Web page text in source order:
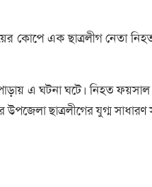
কোপে এক ছাত্রলীগ নেতা
এ ঘটনা ঘটে। নিহত
ছাত্রলীগের যুগ্ম সাধারণ